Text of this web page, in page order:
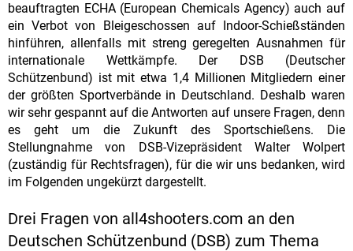
beauftragten ECHA (European Chemicals Agency) auch auf
ein Verbot von Bleigeschossen auf Indoor-Schießständen
hinführen, allenfalls mit streng geregelten Ausnahmen für
internationale Wettkämpfe. Der DSB (Deutscher
Schützenbund) ist mit etwa 1,4 Millionen Mitgliedern einer
der größten Sportverbände in Deutschland. Deshalb waren
wir sehr gespannt auf die Antworten auf unsere Fragen, denn
es geht um die Zukunft des Sportschießens. Die
Stellungnahme von DSB-Vizepräsident Walter Wolpert
(zuständig für Rechtsfragen), für die wir uns bedanken, wird
im Folgenden ungekürzt dargestellt.
Drei Fragen von all4shooters.com an den
Deutschen Schützenbund (DSB) zum Thema